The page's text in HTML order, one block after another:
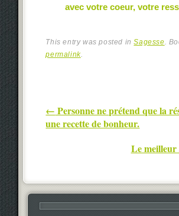
avec votre coeur, votre
This entry was posted inSagesse .
permalink.
Post
← Personne ne prétend que la
une recette de bonheur.
Le meilleur